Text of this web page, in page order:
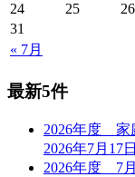
« 7月
24
25 26
31
最新5件
2026年度 家
2026年7月17日
2026年度 7